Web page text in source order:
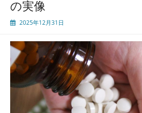
の実像
2025年12月31日